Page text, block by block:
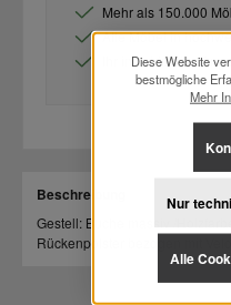
Mehr als 150.000
Alle Möbel in
Ihr individuelles
Beschreibung
Gestell: Buche massiv /
Rückenpolster bezogen mit
Diese Website
bestmögliche
Mehr
Nur
Alle